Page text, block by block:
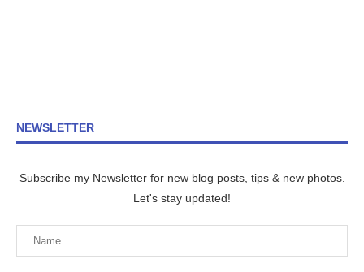
NEWSLETTER
Subscribe my Newsletter for new blog posts, tips & new photos.
Let's stay updated!